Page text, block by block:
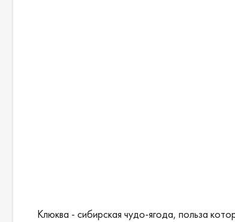
Клюква - сибирская чудо-ягода, польза